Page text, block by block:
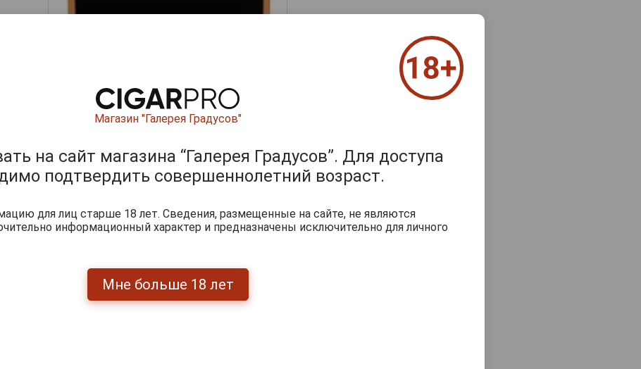
отзыв:
Магазин "Галерея Градусов"
на сайт магазина “Галерея Градусов”. Для доступа
подтвердить совершеннолетний возраст.
для лиц старше 18 лет. Сведения, размещенные на сайте, не являются
информационный характер и предназначены исключительно для личного
Мне больше 18 лет